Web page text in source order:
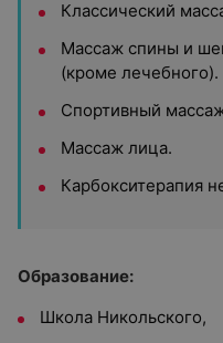
Классический
Массаж спины и
(кроме лечебного).
Спортивный
Массаж лица.
Карбокситерапия
Образование:
Школа Никольского,